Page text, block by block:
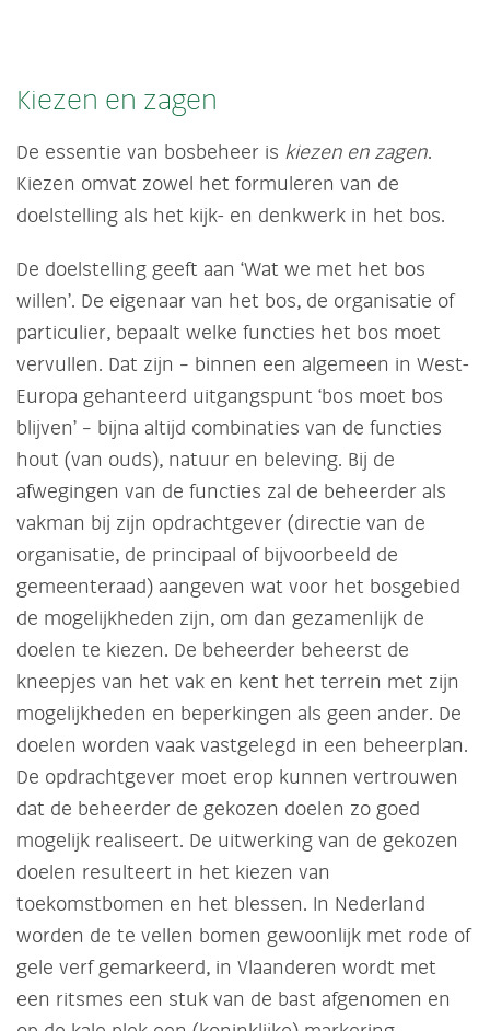
Kiezen en zagen
De essentie van bosbeheer is kiezen en zagen.
Kiezen omvat zowel het formuleren van de
doelstelling als het kijk- en denkwerk in het bos.
De doelstelling geeft aan ‘Wat we met het bos
willen’. De eigenaar van het bos, de organisatie of
particulier, bepaalt welke functies het bos moet
vervullen. Dat zijn – binnen een algemeen in West-
Europa gehanteerd uitgangspunt ‘bos moet bos
blijven’ – bijna altijd combinaties van de functies
hout (van ouds), natuur en beleving. Bij de
afwegingen van de functies zal de beheerder als
vakman bij zijn opdrachtgever (directie van de
organisatie, de principaal of bijvoorbeeld de
gemeenteraad) aangeven wat voor het bosgebied
de mogelijkheden zijn, om dan gezamenlijk de
doelen te kiezen. De beheerder beheerst de
kneepjes van het vak en kent het terrein met zijn
mogelijkheden en beperkingen als geen ander. De
doelen worden vaak vastgelegd in een beheerplan.
De opdrachtgever moet erop kunnen vertrouwen
dat de beheerder de gekozen doelen zo goed
mogelijk realiseert. De uitwerking van de gekozen
doelen resulteert in het kiezen van
toekomstbomen en het blessen. In Nederland
worden de te vellen bomen gewoonlijk met rode of
gele verf gemarkeerd, in Vlaanderen wordt met
een ritsmes een stuk van de bast afgenomen en